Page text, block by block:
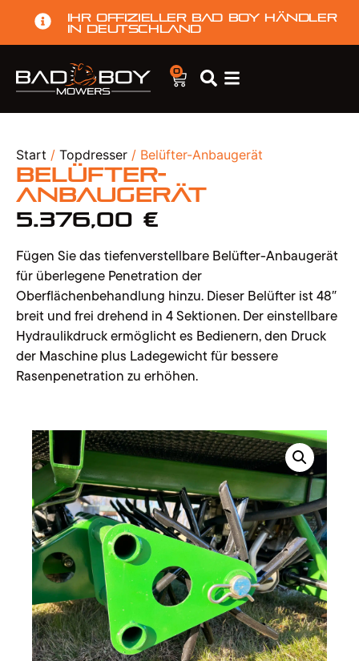
Ihr offizieller Bad Boy Händler
in Deutschland
0
Start / Topdresser / Belüfter-Anbaugerät
Belüfter-
Anbaugerät
5.376,00 €
Fügen Sie das tiefenverstellbare Belüfter-Anbaugerät
für überlegene Penetration der
Oberflächenbehandlung hinzu. Dieser Belüfter ist 48″
breit und frei drehend in 4 Sektionen. Der einstellbare
Hydraulikdruck ermöglicht es Bedienern, den Druck
der Maschine plus Ladegewicht für bessere
Rasenpenetration zu erhöhen.